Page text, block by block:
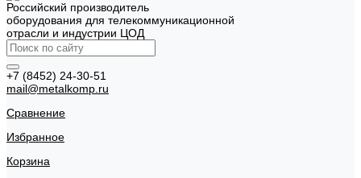
Российский производитель
оборудования для телекоммуникационной
отрасли и индустрии ЦОД
+7 (8452) 24-30-51
mail@metalkomp.ru
Сравнение
Избранное
Корзина